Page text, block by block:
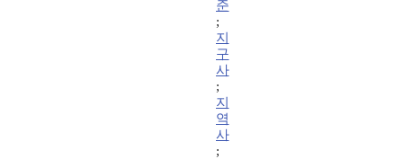
준
;
지
구
사
;
지
역
사
;